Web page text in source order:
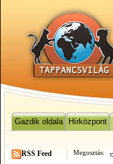
Gazdik oldala Hírközpont
Megosztás:
RSS Feed